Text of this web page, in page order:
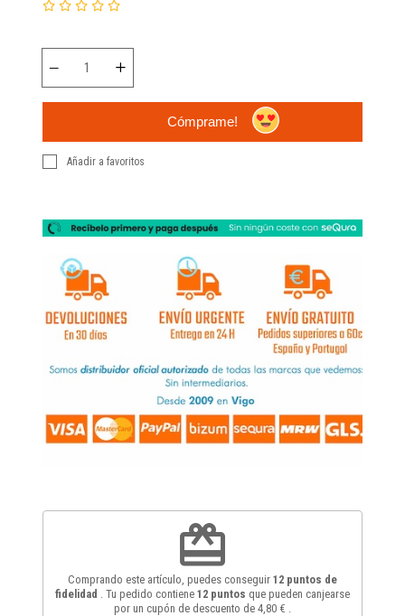
Cómprame!
Añadir a favoritos
redeem
Comprando este artículo, puedes conseguir 12 puntos de
fidelidad
. Tu pedido contiene 12 puntos que pueden canjearse
por un cupón de descuento de 4,80 €